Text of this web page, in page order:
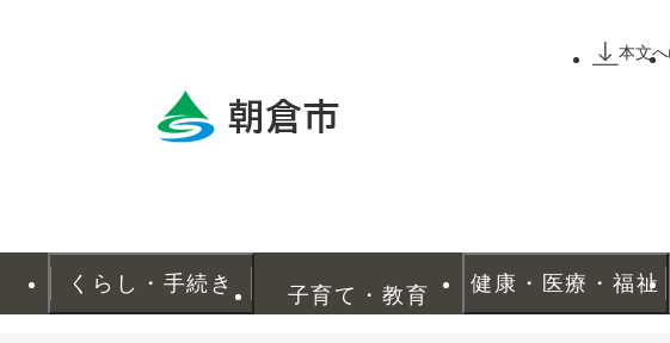
本文へ
くらし・手続き 子育て・教育 健康・医療・福祉